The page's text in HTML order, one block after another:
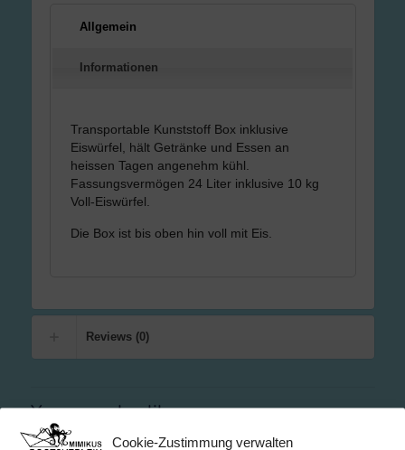
Cookie-Zustimmung verwalten
Allgemein
Informationen
Transportable Kunststoff Box inklusive
Eiswürfel, hält Getränke und Essen an
heissen Tagen angenehm kühl.
Fassungsvermögen 24 Liter inklusive 10 kg
Voll-Eiswürfel.
Die Box ist bis oben hin voll mit Eis.
Reviews (0)
You may also like…